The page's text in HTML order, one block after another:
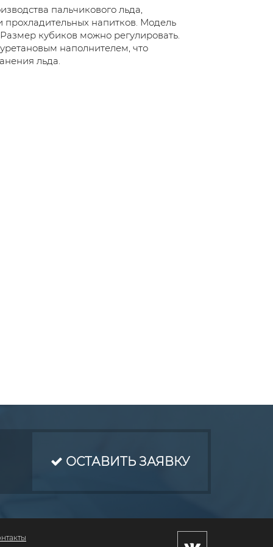
пальчикового льда,
прохладительных напитков. Модель
кубиков можно регулировать.
наполнителем, что
льда.
ОСТАВИТЬ ЗАЯВКУ